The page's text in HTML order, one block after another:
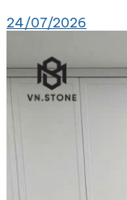
24/07/2026